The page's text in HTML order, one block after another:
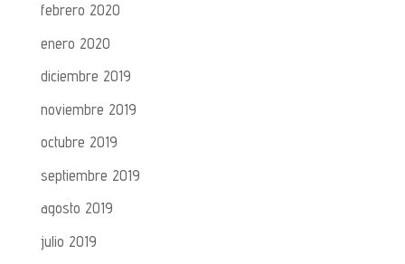
febrero 2020
enero 2020
diciembre 2019
noviembre 2019
octubre 2019
septiembre 2019
agosto 2019
julio 2019